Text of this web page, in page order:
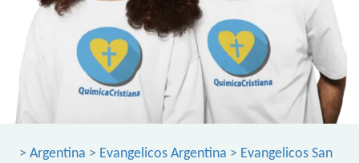
> Argentina > Evangelicos Argentina > Evangelicos San